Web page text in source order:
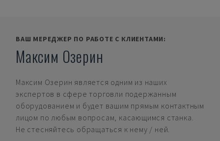
ВАШ МЕРЕДЖЕР ПО РАБОТЕ С КЛИЕНТАМИ:
Максим Озерин
Максим Озерин является одним из наших
экспертов в сфере торговли подержанным
оборудованием и будет вашим прямым контактным
лицом по любым вопросам, касающимся станка.
Не стесняйтесь обращаться к нему / ней.